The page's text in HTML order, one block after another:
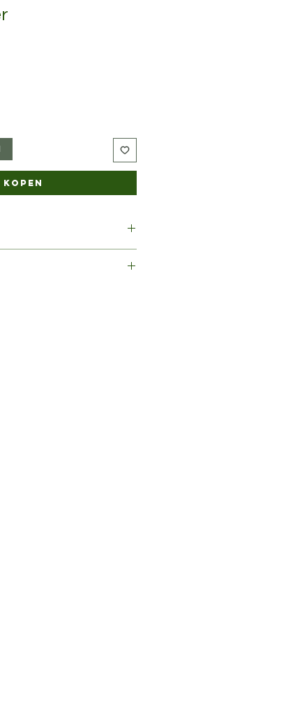
kopen
Powder, Mica,